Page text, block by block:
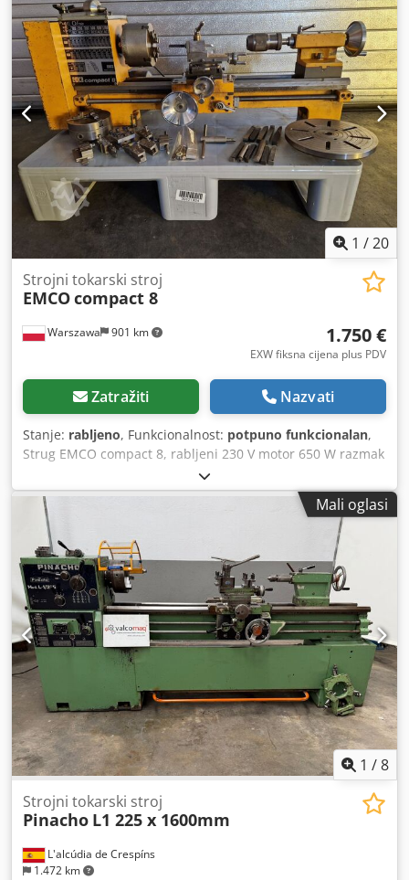
1 /20
Warszawa 901 km
Strojni tokarski stroj
EMCOcompact 8
1.750 €
EXW fiksna cijena plus PDV
Zatražiti Nazvati
Stanje: rabljeno, Funkcionalnost: potpuno funkcionalan,
Strug EMCO compact 8, rabljeni 230 V motor 650 W razmak
između centara 450 mm visina centara 105 mm
Csdpfsymnkvex Ahajha prolaz vretena 20 mm brzina
vretena 100 - 1700 o/min pokretna kontra-glava MK2
automatski uzdužni posmak narezivanje navoja držač alata
s više nastavaka Emco 3-čeljustni stezna glava 110 mm TOS
4-čeljustni stezna glava 125 mm stezna glava 200 mm
rotirajuća kontra-vrha Röhm brzosklopiva bušilica 3-16 mm
Tehničke karakteristike Približne dimenzije na mjestu (d
950 x 520 x 340 mm x š x v) težina cca. 75 kg
Mali oglasi
1 /8
L'alcúdia de Crespíns
1.472 km
Strojni tokarski stroj
Pinacho L1 225 x 1600mm